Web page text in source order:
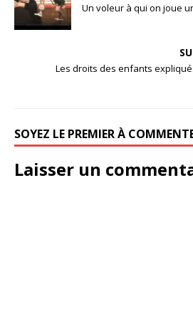
Un voleur à qui on joue
Les droits des enfants
SOYEZ LE PREMIER À
Laisser un